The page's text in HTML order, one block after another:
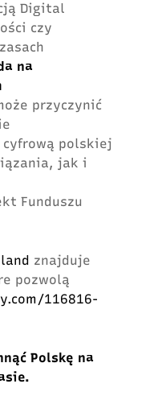
Digital
czy
na
przyczynić
cyfrową polskiej
jak i
Funduszu
znajduje
pozwolą
116816-
Polskę na